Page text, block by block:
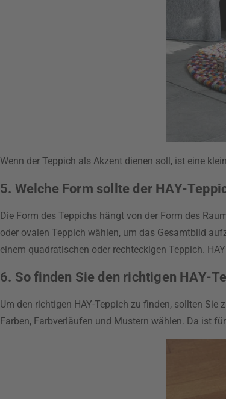
Wenn der Teppich als Akzent dienen soll, ist eine
5. Welche Form sollte der HAY-
Die Form des Teppichs hängt von der Form des
oder ovalen Teppich wählen, um das Gesamtbild
einem quadratischen oder rechteckigen Teppich.
6. So finden Sie den richtigen HAY-
Um den richtigen HAY-Teppich zu finden, sollten
Farben, Farbverläufen und Mustern wählen. Da ist